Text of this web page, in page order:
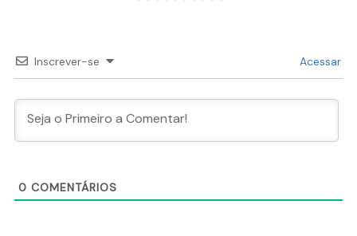
Inscrever-se Acessar
0 COMENTÁRIOS